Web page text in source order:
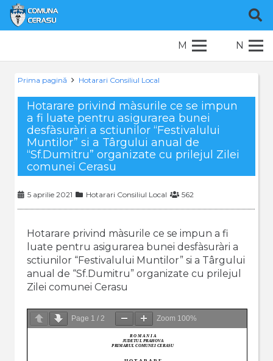
M N
Prima pagină Hotarari Consiliul Local
Hotarare privind màsurile ce se impun
a fi luate pentru asigurarea bunei
desfàsuràri a sctiunilor “Festivalului
Muntilor” si a Târgului anual de
“Sf.Dumitru” organizate cu prilejul Zilei
comunei Cerasu
5 aprilie 2021 Hotarari Consiliul Local 562
Hotarare privind màsurile ce se impun a fi
luate pentru asigurarea bunei desfàsuràri a
sctiunilor “Festivalului Muntilor” si a Târgului
anual de “Sf.Dumitru” organizate cu prilejul
Zilei comunei Cerasu
Page 1 / 2 Zoom 100%